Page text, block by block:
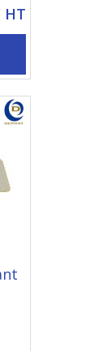
HT